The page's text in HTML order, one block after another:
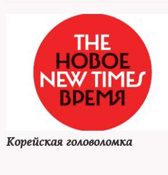
напоминает смену режима
Корейская головоломка